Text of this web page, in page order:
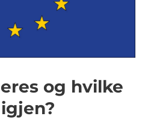
og hvilke